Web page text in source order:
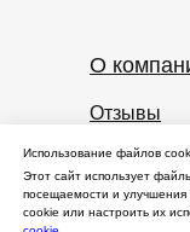
О
Отзывы
Полезное
о
Контакты
Использование файлов
Этот сайт использует
посещаемости и
cookie или настроить их